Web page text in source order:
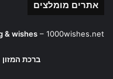
אתרים מומלצים
& wishes – 1000wishes.net
ברכת המזון